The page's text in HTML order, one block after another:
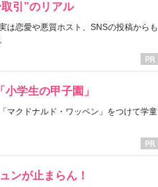
引”のリアル
は恋愛や悪質ホスト、SNSの投稿からも
学生の甲子園」
マクドナルド・ワッペン」をつけて学童
ンが止まらん！